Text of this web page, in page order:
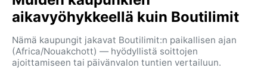
aikavyöhykkeellä kuin Boutilimit
Nämä kaupungit jakavat Boutilimit:n paikallisen ajan
(Africa/Nouakchott) — hyödyllistä soittojen
ajoittamiseen tai päivänvalon tuntien vertailuun.